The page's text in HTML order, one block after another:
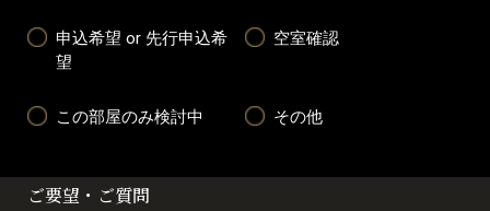
申込希望 or 先行申込希
望
空室確認
この部屋のみ検討中 その他
ご要望・ご質問